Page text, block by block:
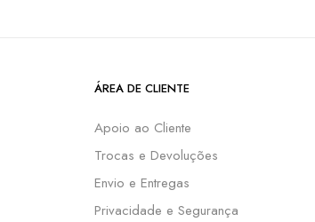
ÁREA DE CLIENTE
Apoio ao Cliente
Trocas e Devoluções
Envio e Entregas
Privacidade e Segurança